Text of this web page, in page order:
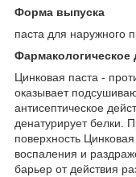
Форма выпуска
паста для наружного
Фармакологическое
Цинковая паста -
оказывает
антисептическое
денатурирует белки.
поверхность
воспаления и
барьер от действия